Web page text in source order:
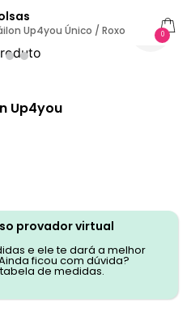
Up4you Único / Roxo 0
Up4you
provador virtual
e ele te dará a melhor
ficou com dúvida?
de medidas.